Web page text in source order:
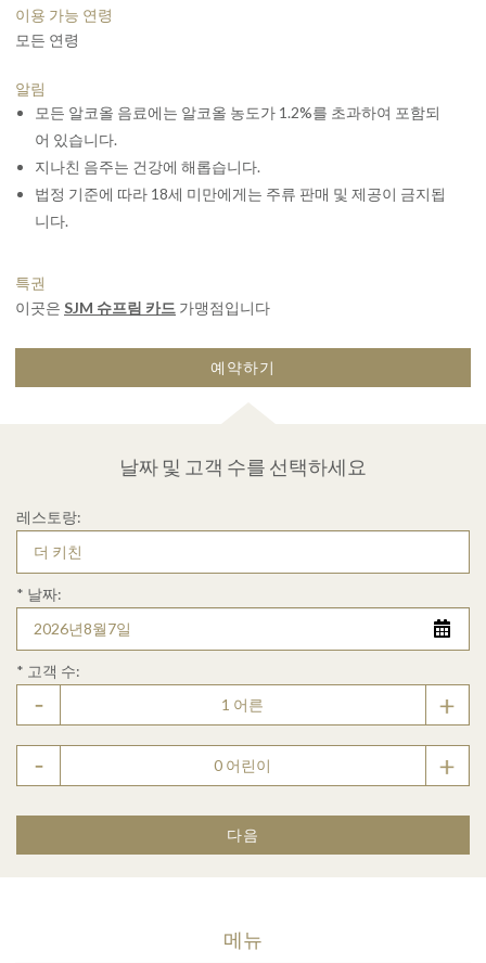
이용 가능 연령
모든 연령
알림
모든 알코올 음료에는 알코올 농도가 1.2%를 초과하여 포함되
어 있습니다.
지나친 음주는 건강에 해롭습니다.
법정 기준에 따라 18세 미만에게는 주류 판매 및 제공이 금지됩
니다.
특권
이곳은 SJM 슈프림 카드 가맹점입니다
예약하기
날짜 및 고객 수를 선택하세요
레스토랑:
* 날짜:
* 고객 수:
다음
메뉴